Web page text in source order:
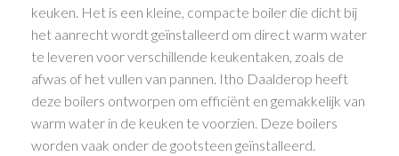
keuken. Het is een kleine, compacte boiler die dicht bij
het aanrecht wordt geïnstalleerd om direct warm water
te leveren voor verschillende keukentaken, zoals de
afwas of het vullen van pannen. Itho Daalderop heeft
deze boilers ontworpen om efficiënt en gemakkelijk van
warm water in de keuken te voorzien. Deze boilers
worden vaak onder de gootsteen geïnstalleerd.